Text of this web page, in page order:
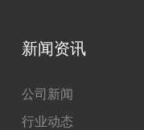
新闻资讯
公司新闻
行业动态